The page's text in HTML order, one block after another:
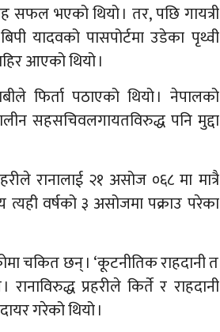
सफल भएको थियो । तर, पछि गायत्री
यादवको पासपोर्टमा उडेका पृथ्वी
आएको थियो ।
फिर्ता पठाएको थियो । नेपालको
सहसचिवलगायतविरुद्ध पनि मुद्दा
रानालाई २१ असोज ०६८ मा मात्रै
त्यही वर्षको ३ असोजमा पक्राउ परेका
चकित छन् । ‘कूटनीतिक राहदानी त
प्रहरीले किर्ते र राहदानी
गरेको थियो ।